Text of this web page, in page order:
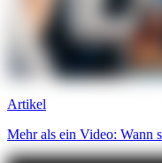
Artikel
Mehr als ein Video: Wann